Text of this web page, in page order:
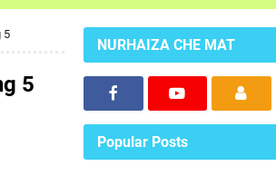
5
5
NURHAIZA CHE MAT
Popular Posts